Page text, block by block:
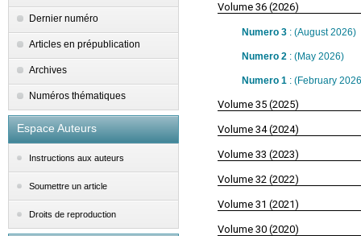
Dernier numéro
Articles en prépublication
Archives
Numéros thématiques
Espace Auteurs
Instructions aux auteurs
Soumettre un article
Droits de reproduction
Volume 36 (2026)
Numero 3 : (August 2026)
Numero 2 : (May 2026)
Numero 1 : (February
Volume 35 (2025)
Volume 34 (2024)
Volume 33 (2023)
Volume 32 (2022)
Volume 31 (2021)
Volume 30 (2020)